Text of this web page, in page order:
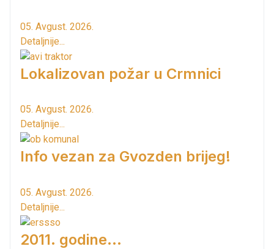
05. Avgust. 2026.
Detaljnije...
Lokalizovan požar u Crmnici
05. Avgust. 2026.
Detaljnije...
Info vezan za Gvozden brijeg!
05. Avgust. 2026.
Detaljnije...
2011. godine...